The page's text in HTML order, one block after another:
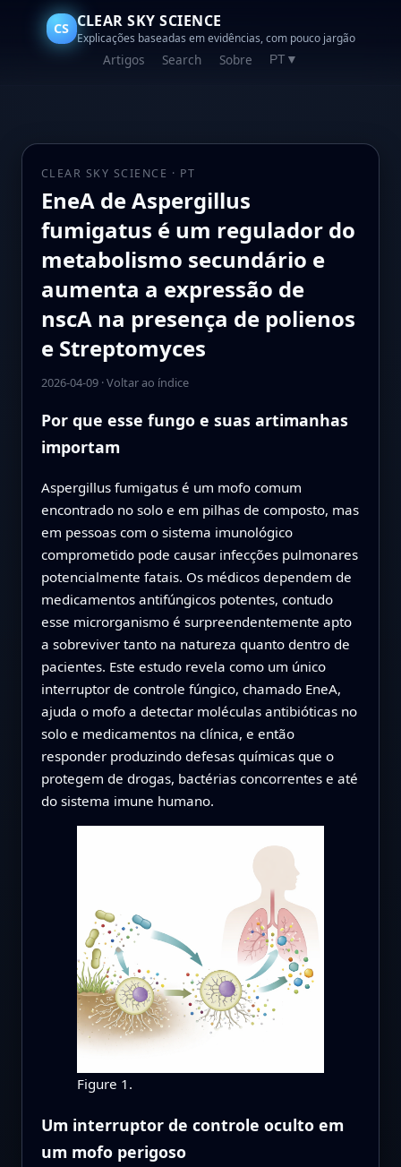
CS CLEAR SKY SCIENCE
Explicações baseadas em evidências, com pouco jargão
Artigos Search Sobre PT ▼
CLEAR SKY SCIENCE · PT
EneA de Aspergillus
fumigatus é um regulador do
metabolismo secundário e
aumenta a expressão de
nscA na presença de polienos
e Streptomyces
2026-04-09·Voltar ao índice
Por que esse fungo e suas artimanhas
importam
Aspergillus fumigatus é um mofo comum
encontrado no solo e em pilhas de composto, mas
em pessoas com o sistema imunológico
comprometido pode causar infecções pulmonares
potencialmente fatais. Os médicos dependem de
medicamentos antifúngicos potentes, contudo
esse microrganismo é surpreendentemente apto
a sobreviver tanto na natureza quanto dentro de
pacientes. Este estudo revela como um único
interruptor de controle fúngico, chamado EneA,
ajuda o mofo a detectar moléculas antibióticas no
solo e medicamentos na clínica, e então
responder produzindo defesas químicas que o
protegem de drogas, bactérias concorrentes e até
do sistema imune humano.
Figure 1.
Um interruptor de controle oculto em
um mofo perigoso